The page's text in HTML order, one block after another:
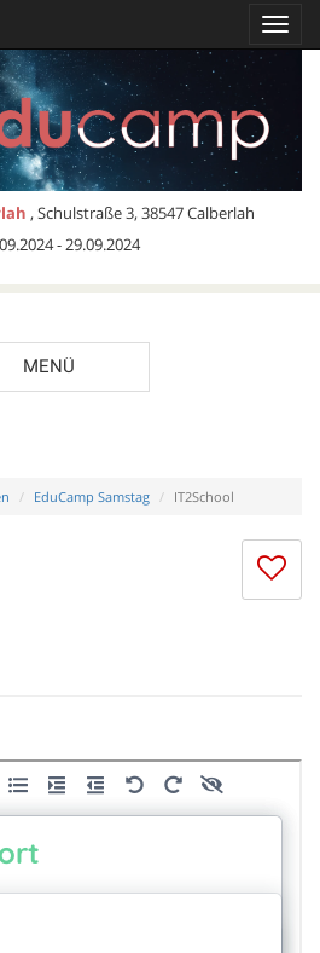
, Schulstraße 3, 38547 Calberlah
- 29.09.2024
MENÜ
EduCamp Samstag IT2School